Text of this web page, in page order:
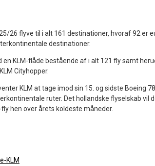
26 flyve til i alt 161 destinationer, hvoraf 92 er
destinationer.
en KLM-flåde bestående af i alt 121 fly samt
Cityhopper.
KLM at tage imod sin 15. og sidste Boeing
ruter. Det hollandske flyselskab vil
hen over årets koldeste måneder.
KLM